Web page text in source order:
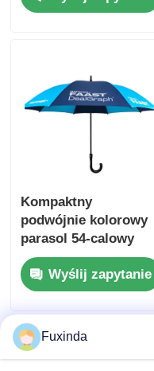
Kompaktny
podwójnie kolorowy
parasol 54-calowy
parasol golfowy z
uchwytem hakem
Wyślij zapytanie
Fuxinda